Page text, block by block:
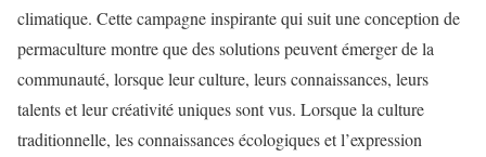
climatique. Cette campagne inspirante qui suit une conception de
permaculture montre que des solutions peuvent émerger de la
communauté, lorsque leur culture, leurs connaissances, leurs
talents et leur créativité uniques sont vus. Lorsque la culture
traditionnelle, les connaissances écologiques et l’expression